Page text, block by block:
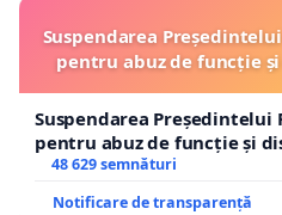
Suspendarea
pentru abuz de funcție
Suspendarea Președintelui
pentru abuz de funcție și
48 629 semnături
Notificare de transparență